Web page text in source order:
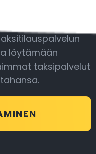
löytämään
taksipalvelut